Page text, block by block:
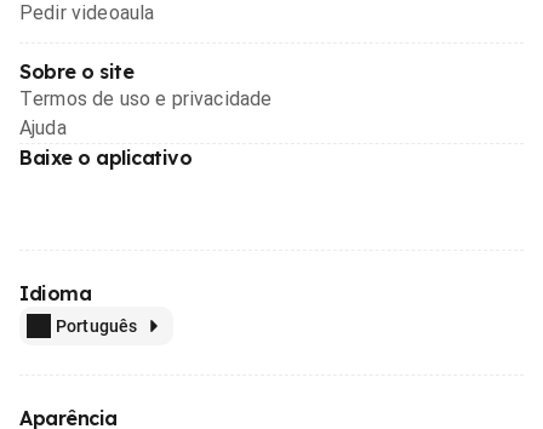
Pedir videoaula
Sobre o site
Termos de uso e privacidade
Ajuda
Baixe o aplicativo
Idioma
Português
Aparência